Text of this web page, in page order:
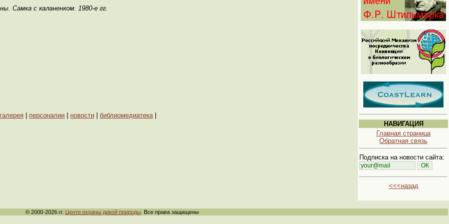
Самка с каланенком. 1980-е гг.
галерея персоналии новости библиомедиатека|
НАВИГАЦИЯ
Главная страница
Обратная связь
Подписка на новости сайта:
<<<назад
© 2000-2026 гг. Центр охраны дикой природы . Все права защищены